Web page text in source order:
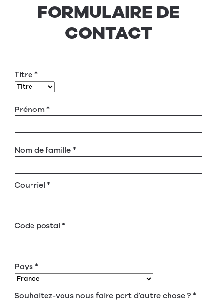
FORMULAIRE DE
CONTACT
Titre*
Prénom *
Nom de famille*
Courriel *
Code postal *
Pays*
Souhaitez-vous nous faire part d’autre chose ?*